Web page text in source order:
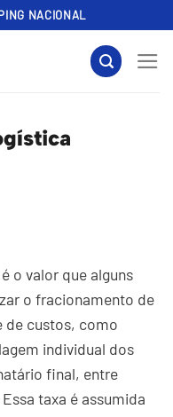
NACIONAL
o valor que alguns
o fracionamento de
de custos, como
individual dos
final, entre
taxa é assumida